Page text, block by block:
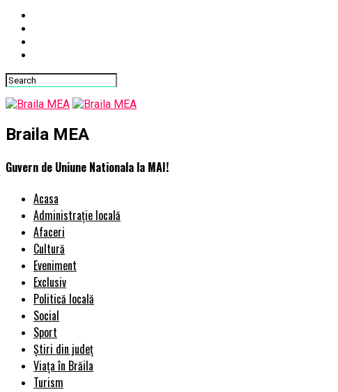
Braila MEA
Guvern de Uniune Nationala la MAI!
Acasa
Administrație locală
Afaceri
Cultură
Eveniment
Exclusiv
Politică locală
Social
Sport
Știri din județ
Viața în Brăila
Turism